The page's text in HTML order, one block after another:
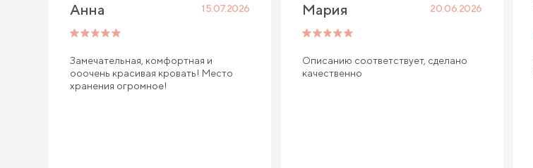
Анна 15.07.2026
Замечательная, комфортная и
ооочень красивая кровать! Место
хранения огромное!
Мария 20.06.2026
Описанию соответствует, сделано
качественно